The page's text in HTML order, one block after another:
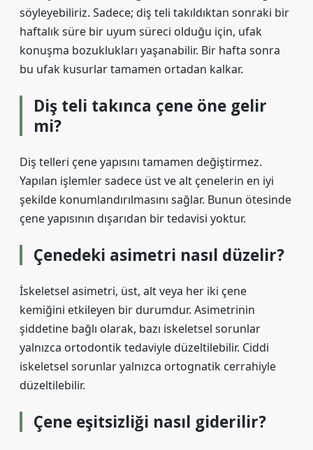
söyleyebiliriz. Sadece; diş teli takıldıktan sonraki bir
haftalık süre bir uyum süreci olduğu için, ufak
konuşma bozuklukları yaşanabilir. Bir hafta sonra
bu ufak kusurlar tamamen ortadan kalkar.
Diş teli takınca çene öne gelir
mi?
Diş telleri çene yapısını tamamen değiştirmez.
Yapılan işlemler sadece üst ve alt çenelerin en iyi
şekilde konumlandırılmasını sağlar. Bunun ötesinde
çene yapısının dışarıdan bir tedavisi yoktur.
Çenedeki asimetri nasıl düzelir?
İskeletsel asimetri, üst, alt veya her iki çene
kemiğini etkileyen bir durumdur. Asimetrinin
şiddetine bağlı olarak, bazı iskeletsel sorunlar
yalnızca ortodontik tedaviyle düzeltilebilir. Ciddi
iskeletsel sorunlar yalnızca ortognatik cerrahiyle
düzeltilebilir.
Çene eşitsizliği nasıl giderilir?